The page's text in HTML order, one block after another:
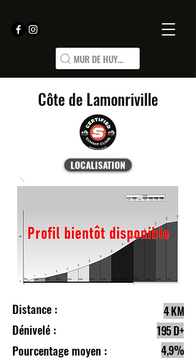
MUR DE HUY...
Côte de Lamonriville
LOCALISATION
Distance :
Dénivelé :
Pourcentage moyen :
4 KM
195 D+
4,9%